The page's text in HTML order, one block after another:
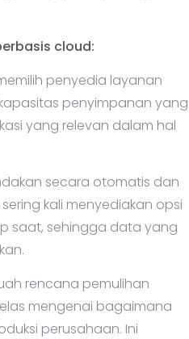
cloud:
penyedia layanan
penyimpanan yang
yang relevan dalam hal
secara otomatis dan
kali menyediakan opsi
saat, sehingga data yang
rencana pemulihan
mengenai bagaimana
perusahaan. Ini